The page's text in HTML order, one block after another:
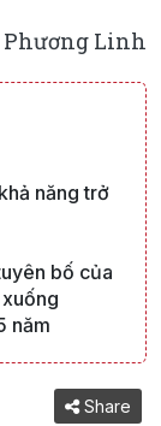
Phương Linh
năng trở
bố của
năm
Share